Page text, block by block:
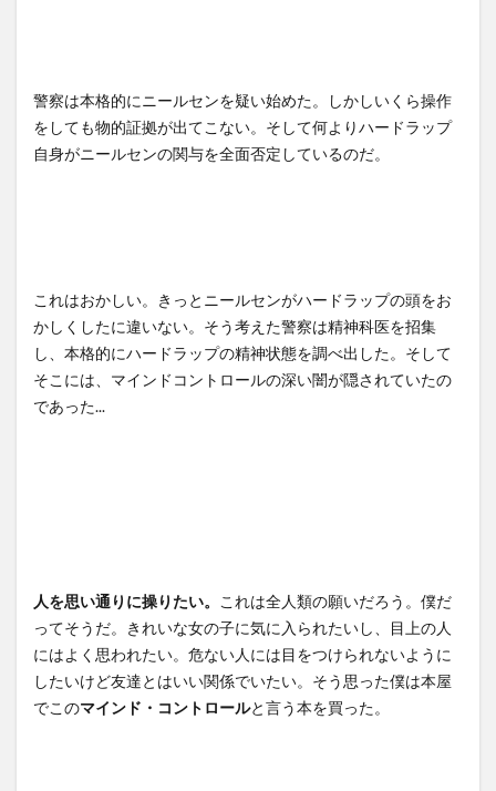
警察は本格的にニールセンを疑い始めた。しかしいくら操作
をしても物的証拠が出てこない。そして何よりハードラップ
自身がニールセンの関与を全面否定しているのだ。
これはおかしい。きっとニールセンがハードラップの頭をお
かしくしたに違いない。そう考えた警察は精神科医を招集
し、本格的にハードラップの精神状態を調べ出した。そして
そこには、マインドコントロールの深い闇が隠されていたの
であった...
人を思い通りに操りたい。
これは全人類の願いだろう。僕だ
ってそうだ。きれいな女の子に気に入られたいし、目上の人
にはよく思われたい。危ない人には目をつけられないように
したいけど友達とはいい関係でいたい。そう思った僕は本屋
でこのマインド・コントロールと言う本を買った。